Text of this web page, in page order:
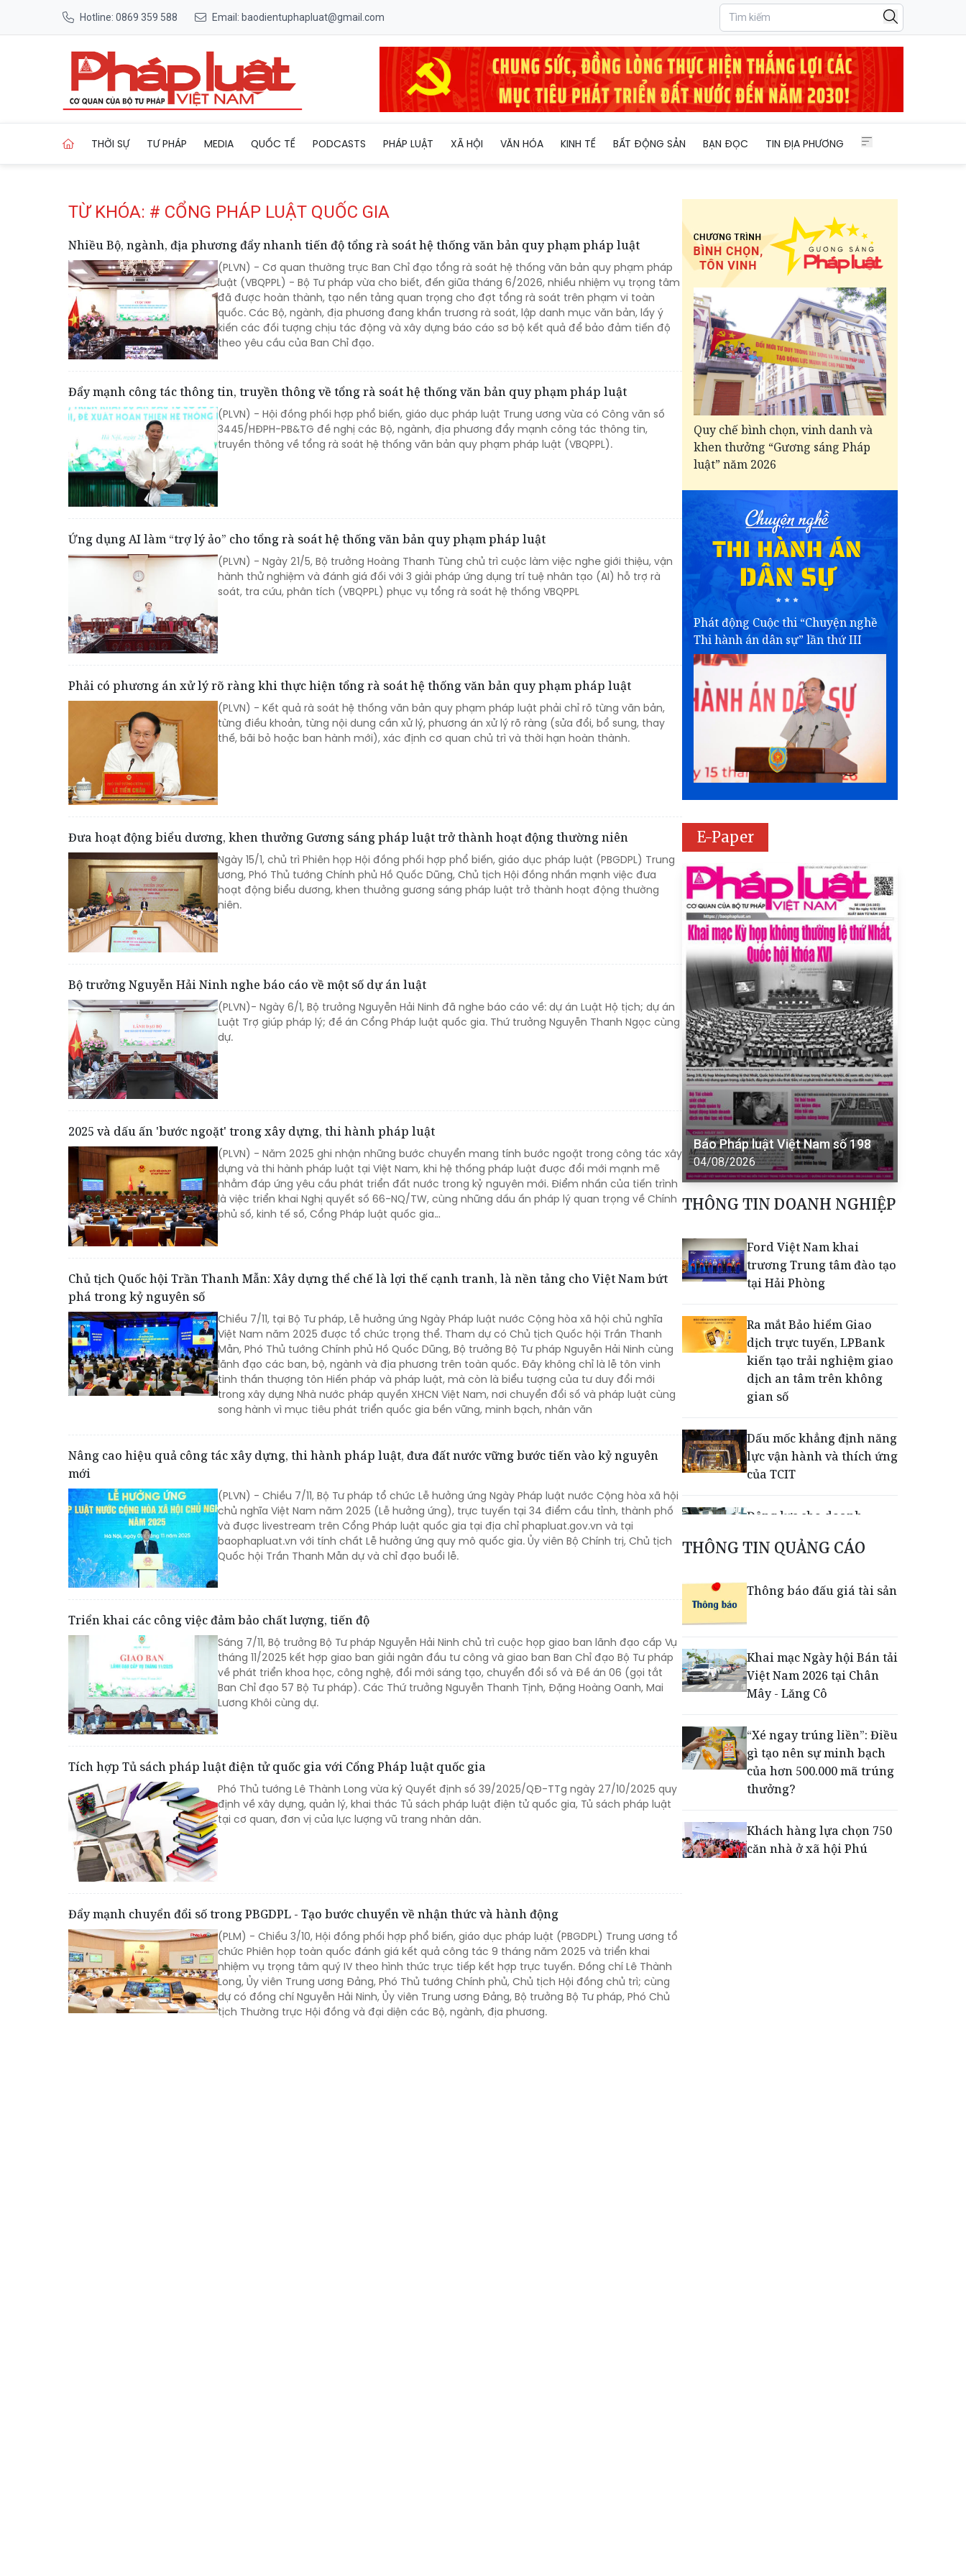
Hotline: 0869 359 588 Email: baodientuphapluat@gmail.com
THỜI SỰ TƯ PHÁP MEDIA QUỐC TẾ PODCASTS PHÁP LUẬT XÃ HỘI VĂN HÓA KINH TẾ BẤT ĐỘNG SẢN BẠN ĐỌC TIN ĐỊA PHƯƠNG
TỪ KHÓA: # CỔNG PHÁP LUẬT QUỐC GIA
Nhiều Bộ, ngành, địa phương đẩy nhanh tiến độ tổng rà soát hệ thống văn bản quy phạm pháp luật
(PLVN) - Cơ quan thường trực Ban Chỉ đạo tổng rà soát hệ thống văn bản quy phạm pháp
luật (VBQPPL) - Bộ Tư pháp vừa cho biết, đến giữa tháng 6/2026, nhiều nhiệm vụ trọng tâm
đã được hoàn thành, tạo nền tảng quan trọng cho đợt tổng rà soát trên phạm vi toàn
quốc. Các Bộ, ngành, địa phương đang khẩn trương rà soát, lập danh mục văn bản, lấy ý
kiến các đối tượng chịu tác động và xây dựng báo cáo sơ bộ kết quả để bảo đảm tiến độ
theo yêu cầu của Ban Chỉ đạo.
Đẩy mạnh công tác thông tin, truyền thông về tổng rà soát hệ thống văn bản quy phạm pháp luật
(PLVN) - Hội đồng phối hợp phổ biến, giáo dục pháp luật Trung ương vừa có Công văn số
3445/HĐPH-PB&TG đề nghị các Bộ, ngành, địa phương đẩy mạnh công tác thông tin,
truyền thông về tổng rà soát hệ thống văn bản quy phạm pháp luật (VBQPPL).
Ứng dụng AI làm “trợ lý ảo” cho tổng rà soát hệ thống văn bản quy phạm pháp luật
(PLVN) - Ngày 21/5, Bộ trưởng Hoàng Thanh Tùng chủ trì cuộc làm việc nghe giới thiệu, vận
hành thử nghiệm và đánh giá đối với 3 giải pháp ứng dụng trí tuệ nhân tạo (AI) hỗ trợ rà
soát, tra cứu, phân tích (VBQPPL) phục vụ tổng rà soát hệ thống VBQPPL
Phải có phương án xử lý rõ ràng khi thực hiện tổng rà soát hệ thống văn bản quy phạm pháp luật
(PLVN) - Kết quả rà soát hệ thống văn bản quy phạm pháp luật phải chỉ rõ từng văn bản,
từng điều khoản, từng nội dung cần xử lý, phương án xử lý rõ ràng (sửa đổi, bổ sung, thay
thế, bãi bỏ hoặc ban hành mới), xác định cơ quan chủ trì và thời hạn hoàn thành.
Đưa hoạt động biểu dương, khen thưởng Gương sáng pháp luật trở thành hoạt động thường niên
Ngày 15/1, chủ trì Phiên họp Hội đồng phối hợp phổ biến, giáo dục pháp luật (PBGDPL) Trung
ương, Phó Thủ tướng Chính phủ Hồ Quốc Dũng, Chủ tịch Hội đồng nhấn mạnh việc đưa
hoạt động biểu dương, khen thưởng gương sáng pháp luật trở thành hoạt động thường
niên.
Bộ trưởng Nguyễn Hải Ninh nghe báo cáo về một số dự án luật
(PLVN)- Ngày 6/1, Bộ trưởng Nguyễn Hải Ninh đã nghe báo cáo về: dự án Luật Hộ tịch; dự án
Luật Trợ giúp pháp lý; đề án Cổng Pháp luật quốc gia. Thứ trưởng Nguyễn Thanh Ngọc cùng
dự.
2025 và dấu ấn 'bước ngoặt' trong xây dựng, thi hành pháp luật
(PLVN) - Năm 2025 ghi nhận những bước chuyển mang tính bước ngoặt trong công tác xây
dựng và thi hành pháp luật tại Việt Nam, khi hệ thống pháp luật được đổi mới mạnh mẽ
nhằm đáp ứng yêu cầu phát triển đất nước trong kỷ nguyên mới. Điểm nhấn của tiến trình
là việc triển khai Nghị quyết số 66-NQ/TW, cùng những dấu ấn pháp lý quan trọng về Chính
phủ số, kinh tế số, Cổng Pháp luật quốc gia…
Chủ tịch Quốc hội Trần Thanh Mẫn: Xây dựng thể chế là lợi thế cạnh tranh, là nền tảng cho Việt Nam bứt
phá trong kỷ nguyên số
Chiều 7/11, tại Bộ Tư pháp, Lễ hưởng ứng Ngày Pháp luật nước Cộng hòa xã hội chủ nghĩa
Việt Nam năm 2025 được tổ chức trọng thể. Tham dự có Chủ tịch Quốc hội Trần Thanh
Mẫn, Phó Thủ tướng Chính phủ Hồ Quốc Dũng, Bộ trưởng Bộ Tư pháp Nguyễn Hải Ninh cùng
lãnh đạo các ban, bộ, ngành và địa phương trên toàn quốc. Đây không chỉ là lễ tôn vinh
tinh thần thượng tôn Hiến pháp và pháp luật, mà còn là biểu tượng của tư duy đổi mới
trong xây dựng Nhà nước pháp quyền XHCN Việt Nam, nơi chuyển đổi số và pháp luật cùng
song hành vì mục tiêu phát triển quốc gia bền vững, minh bạch, nhân văn
Nâng cao hiệu quả công tác xây dựng, thi hành pháp luật, đưa đất nước vững bước tiến vào kỷ nguyên
mới
(PLVN) - Chiều 7/11, Bộ Tư pháp tổ chức Lễ hưởng ứng Ngày Pháp luật nước Cộng hòa xã hội
chủ nghĩa Việt Nam năm 2025 (Lễ hưởng ứng), trực tuyến tại 34 điểm cầu tỉnh, thành phố
và được livestream trên Cổng Pháp luật quốc gia tại địa chỉ phapluat.gov.vn và tại
baophapluat.vn với tính chất Lễ hưởng ứng quy mô quốc gia. Ủy viên Bộ Chính trị, Chủ tịch
Quốc hội Trần Thanh Mẫn dự và chỉ đạo buổi lễ.
Triển khai các công việc đảm bảo chất lượng, tiến độ
Sáng 7/11, Bộ trưởng Bộ Tư pháp Nguyễn Hải Ninh chủ trì cuộc họp giao ban lãnh đạo cấp Vụ
tháng 11/2025 kết hợp giao ban giải ngân đầu tư công và giao ban Ban Chỉ đạo Bộ Tư pháp
về phát triển khoa học, công nghệ, đổi mới sáng tạo, chuyển đổi số và Đề án 06 (gọi tắt
Ban Chỉ đạo 57 Bộ Tư pháp). Các Thứ trưởng Nguyễn Thanh Tịnh, Đặng Hoàng Oanh, Mai
Lương Khôi cùng dự.
Tích hợp Tủ sách pháp luật điện tử quốc gia với Cổng Pháp luật quốc gia
Phó Thủ tướng Lê Thành Long vừa ký Quyết định số 39/2025/QĐ-TTg ngày 27/10/2025 quy
định về xây dựng, quản lý, khai thác Tủ sách pháp luật điện tử quốc gia, Tủ sách pháp luật
tại cơ quan, đơn vị của lực lượng vũ trang nhân dân.
Đẩy mạnh chuyển đổi số trong PBGDPL - Tạo bước chuyển về nhận thức và hành động
(PLM) - Chiều 3/10, Hội đồng phối hợp phổ biến, giáo dục pháp luật (PBGDPL) Trung ương tổ
chức Phiên họp toàn quốc đánh giá kết quả công tác 9 tháng năm 2025 và triển khai
nhiệm vụ trọng tâm quý IV theo hình thức trực tiếp kết hợp trực tuyến. Đồng chí Lê Thành
Long, Ủy viên Trung ương Đảng, Phó Thủ tướng Chính phủ, Chủ tịch Hội đồng chủ trì; cùng
dự có đồng chí Nguyễn Hải Ninh, Ủy viên Trung ương Đảng, Bộ trưởng Bộ Tư pháp, Phó Chủ
tịch Thường trực Hội đồng và đại diện các Bộ, ngành, địa phương.
Quy chế bình chọn, vinh danh và
khen thưởng “Gương sáng Pháp
luật” năm 2026
Phát động Cuộc thi “Chuyện nghề
Thi hành án dân sự” lần thứ III
E-Paper
Báo Pháp luật Việt Nam số 198
04/08/2026
THÔNG TIN DOANH NGHIỆP
Ford Việt Nam khai
trương Trung tâm đào tạo
tại Hải Phòng
Ra mắt Bảo hiểm Giao
dịch trực tuyến, LPBank
kiến tạo trải nghiệm giao
dịch an tâm trên không
gian số
Dấu mốc khẳng định năng
lực vận hành và thích ứng
của TCIT
Động lực cho doanh
toán thưởng vượt kế
Tiếp sức thế hệ trẻ phát
đường
THÔNG TIN QUẢNG CÁO
Thông báo đấu giá tài sản
Khai mạc Ngày hội Bán tải
Việt Nam 2026 tại Chân
Mây - Lăng Cô
“Xé ngay trúng liền”: Điều
gì tạo nên sự minh bạch
của hơn 500.000 mã trúng
thưởng?
Khách hàng lựa chọn 750
căn nhà ở xã hội Phú